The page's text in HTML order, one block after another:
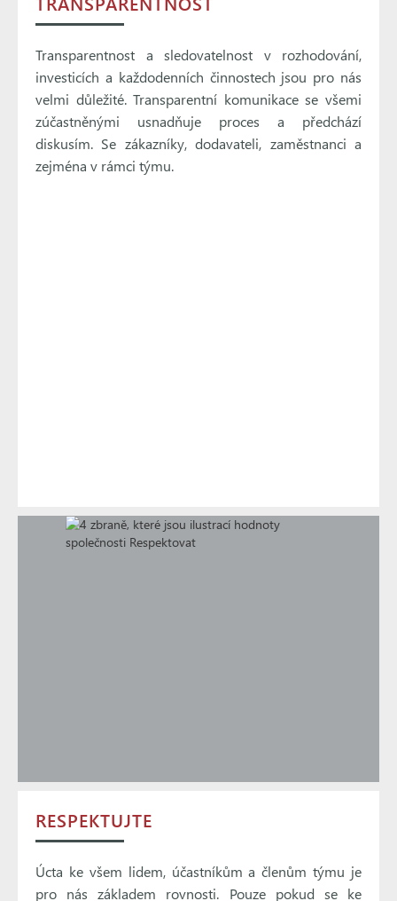
Transparentnost a sledovatelnost v rozhodování,
investicích a každodenních činnostech jsou pro nás
velmi důležité. Transparentní komunikace se všemi
zúčastněnými usnadňuje proces a předchází
diskusím. Se zákazníky, dodavateli, zaměstnanci a
zejména v rámci týmu.
RESPEKTUJTE
Úcta ke všem lidem, účastníkům a členům týmu je
pro nás základem rovnosti. Pouze pokud se ke